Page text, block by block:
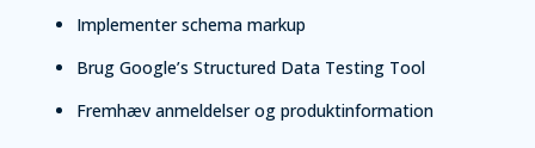
Implementer schema markup
Brug Google’s Structured Data Testing Tool
Fremhæv anmeldelser og produktinformation